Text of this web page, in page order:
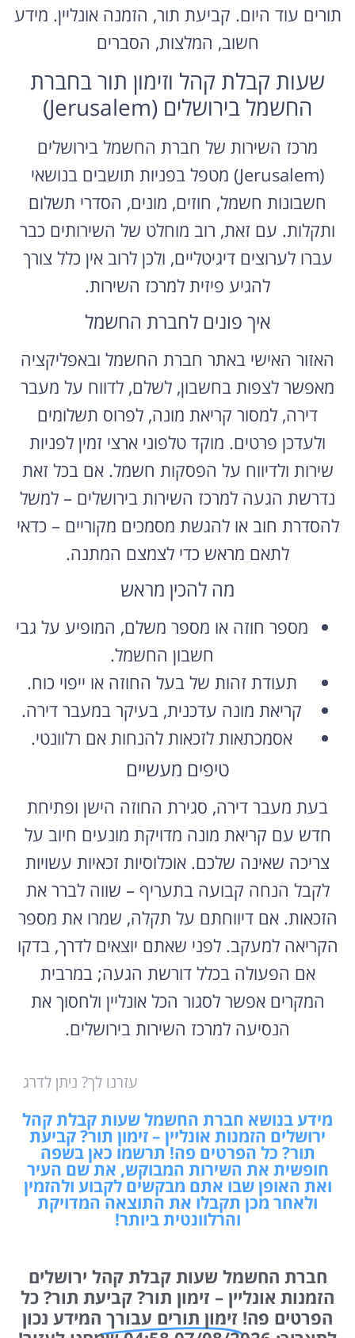
תורים עוד היום. קביעת תור, הזמנה אונליין. מידע
חשוב, המלצות, הסברים
שעות קבלת קהל וזימון תור בחברת
החשמל בירושלים (Jerusalem)
מרכז השירות של חברת החשמל בירושלים
(Jerusalem) מטפל בפניות תושבים בנושאי
חשבונות חשמל, חוזים, מונים, הסדרי תשלום
ותקלות. עם זאת, רוב מוחלט של השירותים כבר
עברו לערוצים דיגיטליים, ולכן לרוב אין כלל צורך
להגיע פיזית למרכז השירות.
איך פונים לחברת החשמל
האזור האישי באתר חברת החשמל ובאפליקציה
מאפשר לצפות בחשבון, לשלם, לדווח על מעבר
דירה, למסור קריאת מונה, לפרוס תשלומים
ולעדכן פרטים. מוקד טלפוני ארצי זמין לפניות
שירות ולדיווח על הפסקות חשמל. אם בכל זאת
נדרשת הגעה למרכז השירות בירושלים – למשל
להסדרת חוב או להגשת מסמכים מקוריים – כדאי
לתאם מראש כדי לצמצם המתנה.
מה להכין מראש
מספר חוזה או מספר משלם, המופיע על גבי
חשבון החשמל.
תעודת זהות של בעל החוזה או ייפוי כוח.
קריאת מונה עדכנית, בעיקר במעבר דירה.
אסמכתאות לזכאות להנחות אם רלוונטי.
טיפים מעשיים
בעת מעבר דירה, סגירת החוזה הישן ופתיחת
חדש עם קריאת מונה מדויקת מונעים חיוב על
צריכה שאינה שלכם. אוכלוסיות זכאיות עשויות
לקבל הנחה קבועה בתעריף – שווה לברר את
הזכאות. אם דיווחתם על תקלה, שמרו את מספר
הקריאה למעקב. לפני שאתם יוצאים לדרך, בדקו
אם הפעולה בכלל דורשת הגעה; במרבית
המקרים אפשר לסגור הכל אונליין ולחסוך את
הנסיעה למרכז השירות בירושלים.
עזרנו לך? ניתן לדרג
מידע בנושא חברת החשמל שעות קבלת קהל
ירושלים הזמנות אונליין – זימון תור? קביעת
תור? כל הפרטים פה! תרשמו כאן בשפה
חופשית את השירות המבוקש, את שם העיר
ואת האופן שבו אתם מבקשים לקבוע ולהזמין
ולאחר מכן תקבלו את התוצאה המדויקת
והרלוונטית ביותר!
חברת החשמל שעות קבלת קהל ירושלים
הזמנות אונליין – זימון תור? קביעת תור? כל
הפרטים פה! זימון תורים עבורך המידע נכון